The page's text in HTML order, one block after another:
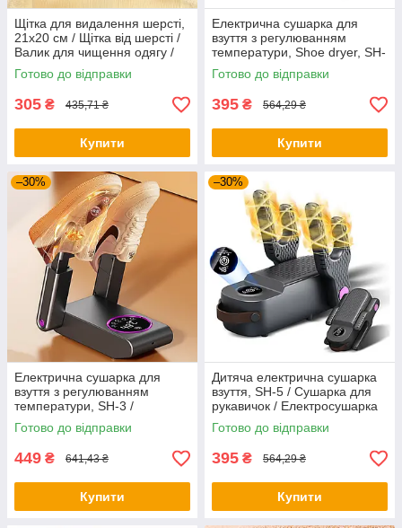
Щітка для видалення шерсті,
21х20 см / Щітка від шерсті /
Валик для чищення одягу /
Щітка для шерсті з відсіком
Готово до відправки
305 ₴ 435,71 ₴
Купити
Електрична сушарка для
взуття з регулюванням
температури, Shoe dryer, SH-
2 / Електросушарка для
взуття / Взуттєва сушка
Готово до відправки
395 ₴ 564,29 ₴
Купити
–30%
Електрична сушарка для
взуття з регулюванням
температури, SH-3 /
Електросушарка для взуття /
Взуттєва сушарка
Готово до відправки
449 ₴ 641,43 ₴
Купити
–30%
Дитяча електрична сушарка
взуття, SH-5 / Сушарка для
рукавичок / Електросушарка
для взуття / Взуттєва сушка
Готово до відправки
395 ₴ 564,29 ₴
Купити